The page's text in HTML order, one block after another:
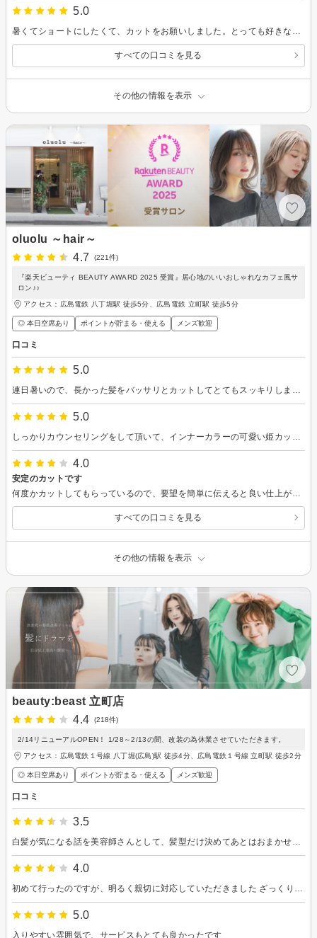
5.0
すべての口コミを見る
その他の情報を表示
oluolu ～hair～
4.7
(221件)
『楽天ビューティ BEAUTY AWARD 2025 受賞』居心地のいいおしゃれなカフェ風サ
ロン♪♪
アクセス：広島電鉄 八丁堀駅 徒歩5分、広島電鉄 立町駅 徒歩5分
◎ 本日空席あり ポイントが貯まる・使える メンズ歓迎
口コミ
5.0
5.0
4.0
安定のカットです
すべての口コミを見る
その他の情報を表示
beauty:beast 立町店
4.4
(218件)
2/14リニューアルOPEN！ 1/28～2/13の間、改装の為休業させていただきます。
アクセス：広島電鉄１号線 八丁堀(広島)駅 徒歩4分、広島電鉄１号線 立町駅 徒歩2分
◎ 本日空席あり ポイントが貯まる・使える メンズ歓迎
口コミ
3.5
4.0
5.0
入りやすい雰囲気で、サービスもとても良かったです